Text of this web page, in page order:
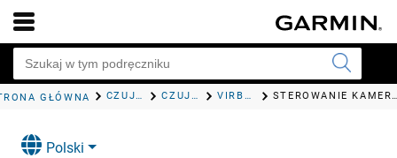
GŁÓWNA CZUJNIKI I AKCESORIA CZUJNIKI BEZPRZEWODOWE VIRBPILOT STEROWANIE
Polski